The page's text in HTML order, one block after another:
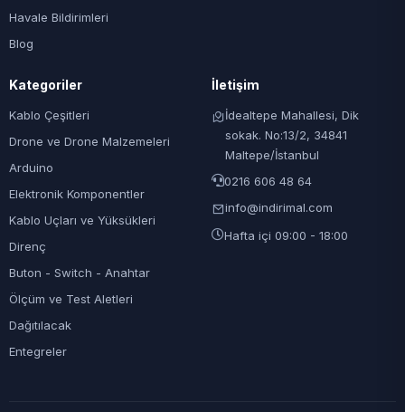
Havale Bildirimleri
Blog
Kategoriler
Kablo Çeşitleri
Drone ve Drone Malzemeleri
Arduino
Elektronik Komponentler
Kablo Uçları ve Yüksükleri
Direnç
Buton - Switch - Anahtar
Ölçüm ve Test Aletleri
Dağıtılacak
Entegreler
İletişim
İdealtepe Mahallesi, Dik
sokak. No:13/2, 34841
Maltepe/İstanbul
0216 606 48 64
info@indirimal.com
Hafta içi 09:00 - 18:00